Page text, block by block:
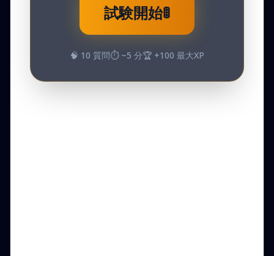
試験開始🚦
🧠 10 質問⏱️ ~5 分🏆 +100 最大XP